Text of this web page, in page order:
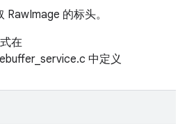
RawImage 的标头。
在
中定义